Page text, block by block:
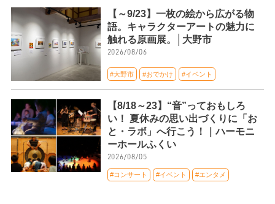
【～9/23】一枚の絵から広がる物
語。キャラクターアートの魅力に
触れる原画展。│大野市
2026/08/06
#大野市 #おでかけ #イベント
【8/18～23】“音”っておもしろ
い！ 夏休みの思い出づくりに「お
と・ラボ」へ行こう！｜ハーモニ
ーホールふくい
2026/08/05
#コンサート #イベント #エンタメ